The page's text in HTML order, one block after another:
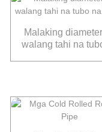
Malaking
walang tahi na